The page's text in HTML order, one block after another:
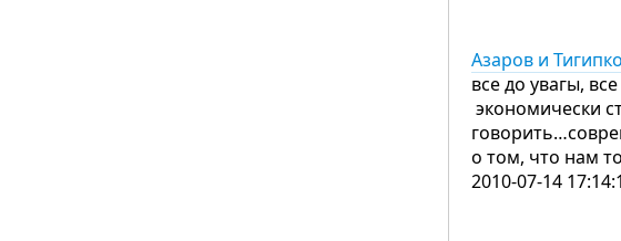
Азаров и
все до увагы,
экономически
о том, что нам
2010-07-14